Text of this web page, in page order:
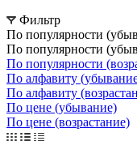
Фильтр
По популярности
По популярности
По популярности
По алфавиту
По алфавиту
По цене (убывание)
По цене (возрастание)